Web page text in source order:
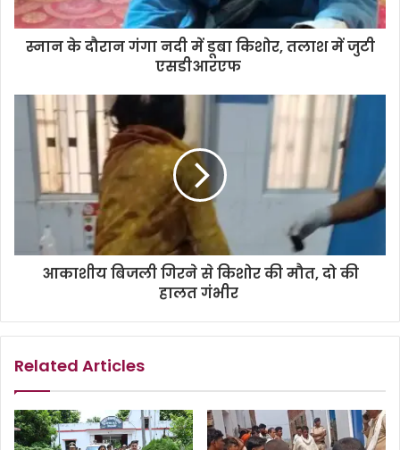
स्नान के दौरान गंगा नदी में डूबा किशोर, तलाश में जुटी
एसडीआरएफ
आकाशीय बिजली गिरने से किशोर की मौत, दो की
हालत गंभीर
Related Articles